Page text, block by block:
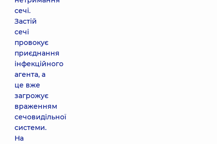
сечі.
Застій
сечі
провокує
приєднання
інфекційного
агента, а
це вже
загрожує
враженням
сечовидільної
системи.
На